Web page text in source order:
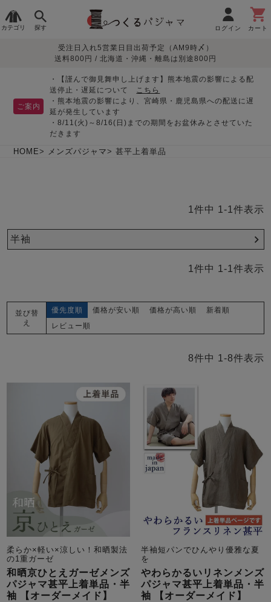
カテゴリ 探す ログイン カート
レディースパジャマ
春 秋
ガールズパジャマ
生地で
さがす
オーガニック素材
柄物
売れ筋ランキング
- Item Ranking -
新着商品
- New Arrival -
目的別で
さがす
敏感肌用
パジャマ
入院・介護
胸が目立たない
パジャマ
そろえたい
体型別におすすめパジ
ャマ
年齢別におすすめパジ
ャマ
ルームウェア
生活雑貨
売れ筋ランキング
新着商品
- New Arrival -
目的別でさがす一覧はこちら
デザインで
さがす
作務衣 胸がすけない
羽織・バスロ
ーブ
すべてのメン
パジャマ
長袖 半袖 七分袖
夏パジャマ特集 つくるパジャマとは
について
会社概要 お買い物ガイド 安心の日本製
SDGsの取り組み
受注日入れ5営業日目出荷予定（AM9時〆）
送料800円 / 北海道・沖縄・離島は別途800円
ご案内
・【謹んで御見舞申し上げます】熊本地震の影響による配
送停止・遅延について こちら
・熊本地震の影響により、宮崎県・鹿児島県への配送に遅
延が発生しています
・8/11(火)～8/16(日)までの期間をお盆休みとさせていた
だきます
HOME メンズパジャマ 甚平上着単品
1 件中 1 -1 件表示
半袖
1 件中 1 -1 件表示
並び替
え
優先度順 価格が安い順 価格が高い順
新着順
レビュー順
8件中 1 -8件表示
柔らか×軽い×涼しい！和晒製法
の1重ガーゼ
和晒京ひとえガーゼメンズ
パジャマ甚平上着単品・半
袖 【オーダーメイド】
半袖短パンでひんやり優雅な夏
を
やわらかるいリネンメンズ
パジャマ甚平上着単品・半
袖 【オーダーメイド】